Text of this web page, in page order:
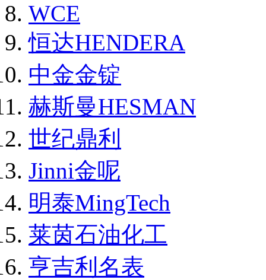
WCE
恒达HENDERA
中金金锭
赫斯曼HESMAN
世纪鼎利
Jinni金呢
明泰MingTech
莱茵石油化工
亨吉利名表